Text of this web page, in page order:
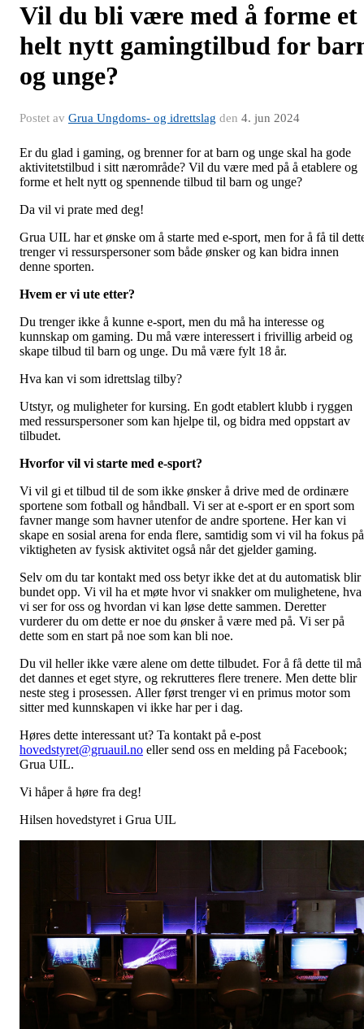
Vil du bli være med å forme et
helt nytt gamingtilbud for
og unge?
Postet av Grua Ungdoms- og idrettslag den 4. jun 2024
Er du glad i gaming, og brenner for at barn og unge skal ha gode
aktivitetstilbud i sitt nærområde? Vil du være med på å etablere og
forme et helt nytt og spennende tilbud til barn og unge?
Da vil vi prate med deg!
Grua UIL har et ønske om å starte med e-sport, men for å få til
trenger vi ressurspersoner som både ønsker og kan bidra innen
denne sporten.
Hvem er vi ute etter?
Du trenger ikke å kunne e-sport, men du må ha interesse og
kunnskap om gaming. Du må være interessert i frivillig arbeid og
skape tilbud til barn og unge. Du må være fylt 18 år.
Hva kan vi som idrettslag tilby?
Utstyr, og muligheter for kursing. En godt etablert klubb i ryggen
med ressurspersoner som kan hjelpe til, og bidra med oppstart av
tilbudet.
Hvorfor vil vi starte med e-sport?
Vi vil gi et tilbud til de som ikke ønsker å drive med de ordinære
sportene som fotball og håndball. Vi ser at e-sport er en sport som
favner mange som havner utenfor de andre sportene. Her kan vi
skape en sosial arena for enda flere, samtidig som vi vil ha fokus på
viktigheten av fysisk aktivitet også når det gjelder gaming.
Selv om du tar kontakt med oss betyr ikke det at du automatisk blir
bundet opp. Vi vil ha et møte hvor vi snakker om mulighetene, hva
vi ser for oss og hvordan vi kan løse dette sammen. Deretter
vurderer du om dette er noe du ønsker å være med på. Vi ser på
dette som en start på noe som kan bli noe.
Du vil heller ikke være alene om dette tilbudet. For å få dette til må
det dannes et eget styre, og rekrutteres flere trenere. Men dette blir
neste steg i prosessen. Aller først trenger vi en primus motor som
sitter med kunnskapen vi ikke har per i dag.
Høres dette interessant ut? Ta kontakt på e-post
hovedstyret@gruauil.no eller send oss en melding på Facebook;
Grua UIL.
Vi håper å høre fra deg!
Hilsen hovedstyret i Grua UIL